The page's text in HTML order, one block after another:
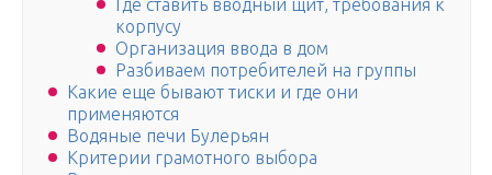
Где ставить вводный щит, требования к
корпусу
Организация ввода в дом
Разбиваем потребителей на группы
Какие еще бывают тиски и где они
применяются
Водяные печи Булерьян
Критерии грамотного выбора